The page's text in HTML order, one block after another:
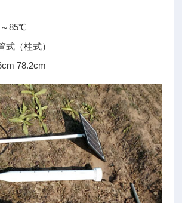
85℃
式（柱式）
78.2cm